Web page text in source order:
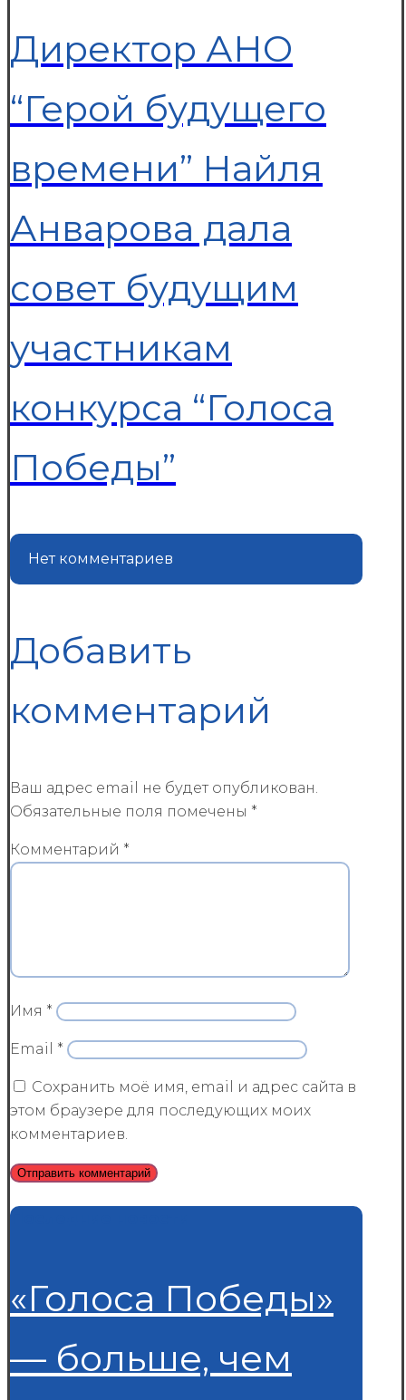
Директор АНО
“Герой будущего
времени” Найля
Анварова дала
совет будущим
участникам
конкурса “Голоса
Победы”
Нет комментариев
Добавить
комментарий
Ваш адрес email не будет опубликован.
Обязательные поля помечены *
Комментарий *
Имя *
Email *
Сохранить моё имя, email и адрес сайта в
этом браузере для последующих моих
комментариев.
Последние новости
«Голоса Победы»
— больше, чем